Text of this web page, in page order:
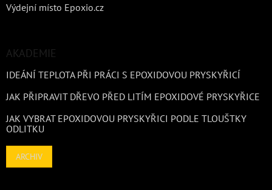
Výdejní místo Epoxio.cz
AKADEMIE
IDEÁNÍ TEPLOTA PŘI PRÁCI S EPOXIDOVOU PRYSKYŘICÍ
JAK PŘIPRAVIT DŘEVO PŘED LITÍM EPOXIDOVÉ PRYSKYŘICE
JAK VYBRAT EPOXIDOVOU PRYSKYŘICI PODLE TLOUŠTKY
ODLITKU
ARCHIV